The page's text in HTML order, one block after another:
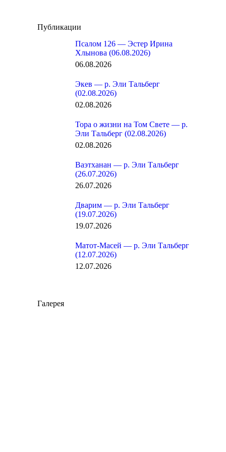
Публикации
Псалом 126 — Эстер Ирина
Хлынова (06.08.2026)
06.08.2026
Экев — р. Эли Тальберг
(02.08.2026)
02.08.2026
Тора о жизни на Том Свете — р.
Эли Тальберг (02.08.2026)
02.08.2026
Ваэтханан — р. Эли Тальберг
(26.07.2026)
26.07.2026
Дварим — р. Эли Тальберг
(19.07.2026)
19.07.2026
Матот-Масей — р. Эли Тальберг
(12.07.2026)
12.07.2026
Галерея